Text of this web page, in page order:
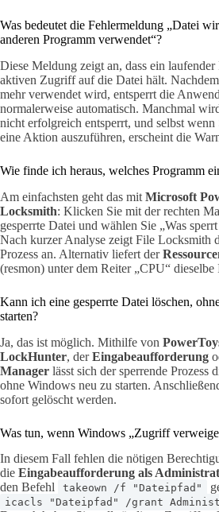
Was bedeutet die Fehlermeldung „Datei
anderen Programm verwendet“?
Diese Meldung zeigt an, dass ein laufender
aktiven Zugriff auf die Datei hält.
mehr verwendet wird, entsperrt die
normalerweise automatisch. Manchmal
nicht erfolgreich entsperrt, und selbst wenn
eine Aktion auszuführen, erscheint die
Wie finde ich heraus, welches Programm
Am einfachsten geht das mit Microsoft
Locksmith: Klicken Sie mit der rechten
gesperrte Datei und wählen Sie „Was
Nach kurzer Analyse zeigt File Locksmith
Prozess an. Alternativ liefert der
(resmon) unter dem Reiter „CPU“
Kann ich eine gesperrte Datei löschen,
starten?
Ja, das ist möglich. Mithilfe von
LockHunter, derEingabeaufforderung
Manager lässt sich der sperrende Prozess
ohne Windows neu zu starten.
sofort gelöscht werden.
Was tun, wenn Windows „Zugriff
In diesem Fall fehlen die nötigen
die Eingabeaufforderung als
den Befehl
takeown /f "Dateipfad"
icacls "Dateipfad" /grant